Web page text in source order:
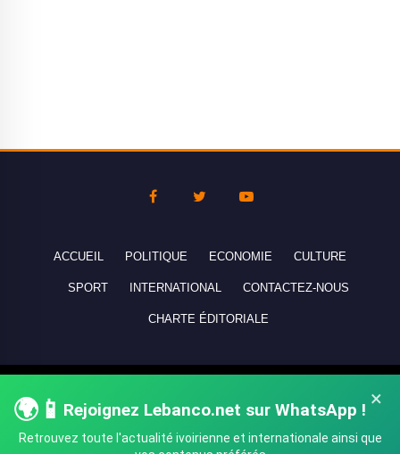
×
🌍📱 Rejoignez Lebanco.net sur WhatsApp !
Retrouvez toute l'actualité ivoirienne et internationale ainsi que
ACCUEIL POLITIQUE ECONOMIE CULTURE
SPORT INTERNATIONAL CONTACTEZ-NOUS
CHARTE ÉDITORIALE
réservés - All rights reserved.